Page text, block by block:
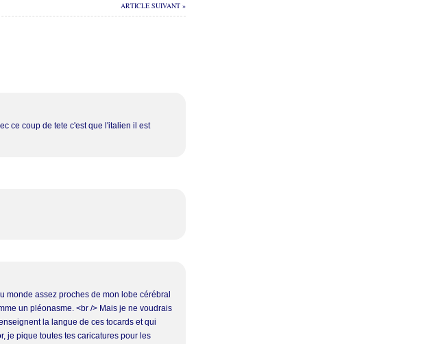
ARTICLE SUIVANT »
ce coup de tete c'est que l'italien il est
monde assez proches de mon lobe cérébral
un pléonasme. <br /> Mais je ne voudrais
la langue de ces tocards et qui
je pique toutes tes caricatures pour les